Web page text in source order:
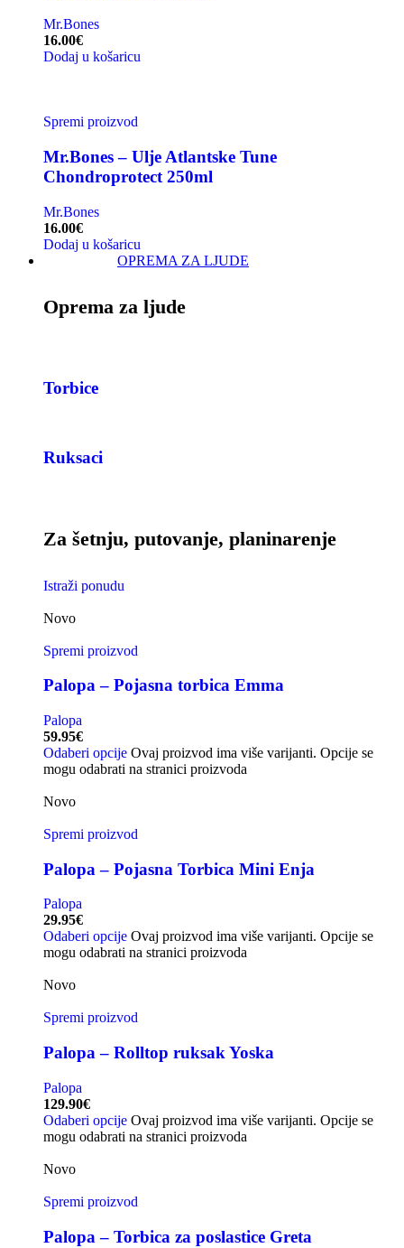
Mr.Bones
16.00€
Dodaj u košaricu
Spremi proizvod
Mr.Bones – Ulje Atlantske Tune
Chondroprotect 250ml
Mr.Bones
16.00€
Dodaj u košaricu
OPREMA ZA LJUDE
Oprema za ljude
Torbice
Ruksaci
Za šetnju, putovanje, planinarenje
Istraži ponudu
Novo
Spremi proizvod
Palopa – Pojasna torbica Emma
Palopa
59.95€
Odaberi opcije Ovaj proizvod ima više varijanti. Opcije se
mogu odabrati na stranici proizvoda
Novo
Spremi proizvod
Palopa – Pojasna Torbica Mini Enja
Palopa
29.95€
Odaberi opcije Ovaj proizvod ima više varijanti. Opcije se
mogu odabrati na stranici proizvoda
Novo
Spremi proizvod
Palopa – Rolltop ruksak Yoska
Palopa
129.90€
Odaberi opcije Ovaj proizvod ima više varijanti. Opcije se
mogu odabrati na stranici proizvoda
Novo
Spremi proizvod
Palopa – Torbica za poslastice Greta